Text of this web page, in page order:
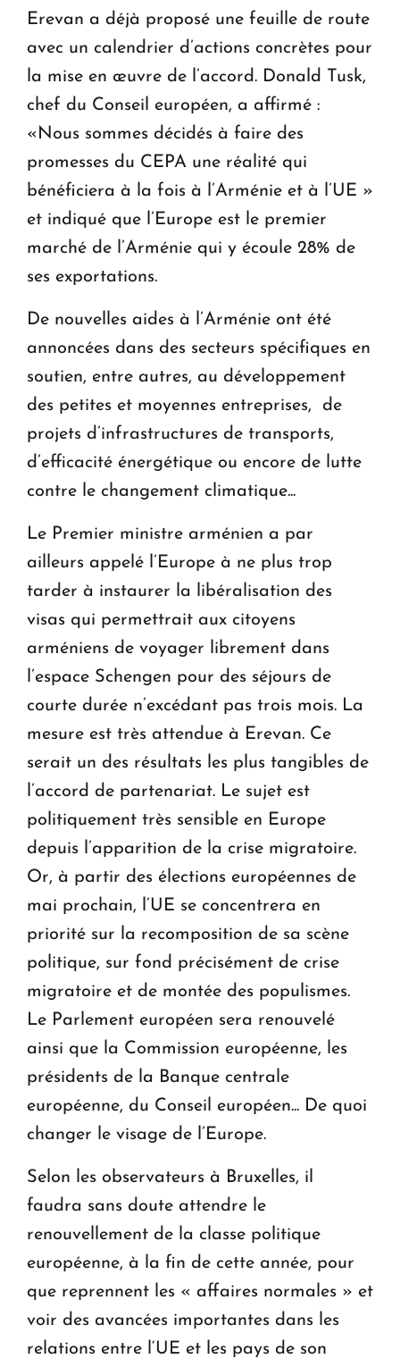
Erevan a déjà proposé une feuille de route
avec un calendrier d’actions concrètes pour
la mise en œuvre de l’accord. Donald Tusk,
chef du Conseil européen, a affirmé :
«Nous sommes décidés à faire des
promesses du CEPA une réalité qui
bénéficiera à la fois à l’Arménie et à l’UE »
et indiqué que l’Europe est le premier
marché de l’Arménie qui y écoule 28% de
ses exportations.
De nouvelles aides à l’Arménie ont été
annoncées dans des secteurs spécifiques en
soutien, entre autres, au développement
des petites et moyennes entreprises, de
projets d’infrastructures de transports,
d’efficacité énergétique ou encore de lutte
contre le changement climatique...
Le Premier ministre arménien a par
ailleurs appelé l’Europe à ne plus trop
tarder à instaurer la libéralisation des
visas qui permettrait aux citoyens
arméniens de voyager librement dans
l’espace Schengen pour des séjours de
courte durée n’excédant pas trois mois. La
mesure est très attendue à Erevan. Ce
serait un des résultats les plus tangibles de
l’accord de partenariat. Le sujet est
politiquement très sensible en Europe
depuis l’apparition de la crise migratoire.
Or, à partir des élections européennes de
mai prochain, l’UE se concentrera en
priorité sur la recomposition de sa scène
politique, sur fond précisément de crise
migratoire et de montée des populismes.
Le Parlement européen sera renouvelé
ainsi que la Commission européenne, les
présidents de la Banque centrale
européenne, du Conseil européen... De quoi
changer le visage de l’Europe.
Selon les observateurs à Bruxelles, il
faudra sans doute attendre le
renouvellement de la classe politique
européenne, à la fin de cette année, pour
que reprennent les « affaires normales » et
voir des avancées importantes dans les
relations entre l‘UE et les pays de son